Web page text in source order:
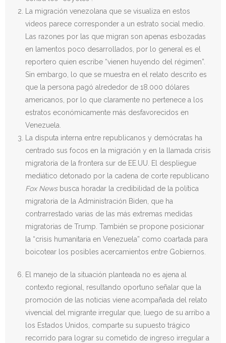
La migración venezolana que se visualiza en estos
videos parece corresponder a un estrato social medio.
Las razones por las que migran son apenas esbozadas
en lamentos poco desarrollados, por lo general es el
reportero quien escribe “vienen huyendo del régimen”.
Sin embargo, lo que se muestra en el relato descrito es
que la persona pagó alrededor de 18.000 dólares
americanos, por lo que claramente no pertenece a los
estratos económicamente más desfavorecidos en
Venezuela.
La disputa interna entre republicanos y demócratas ha
centrado sus focos en la migración y en la llamada crisis
migratoria de la frontera sur de EE.UU. El despliegue
mediático detonado por la cadena de corte republicano
Fox News busca horadar la credibilidad de la política
migratoria de la Administración Biden, que ha
contrarrestado varias de las más extremas medidas
migratorias de Trump. También se propone posicionar
la “crisis humanitaria en Venezuela” como coartada para
boicotear los posibles acercamientos entre Gobiernos.
El manejo de la situación planteada no es ajena al
contexto regional, resultando oportuno señalar que la
promoción de las noticias viene acompañada del relato
vivencial del migrante irregular que, luego de su arribo a
los Estados Unidos, comparte su supuesto trágico
recorrido para lograr su cometido de ingreso irregular a